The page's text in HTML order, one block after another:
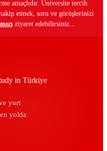
amaçlıdır. Üniversite tercih
etmek, soru ve görüşlerinizi
ziyaret edebilirsiniz...
yurt
yolda